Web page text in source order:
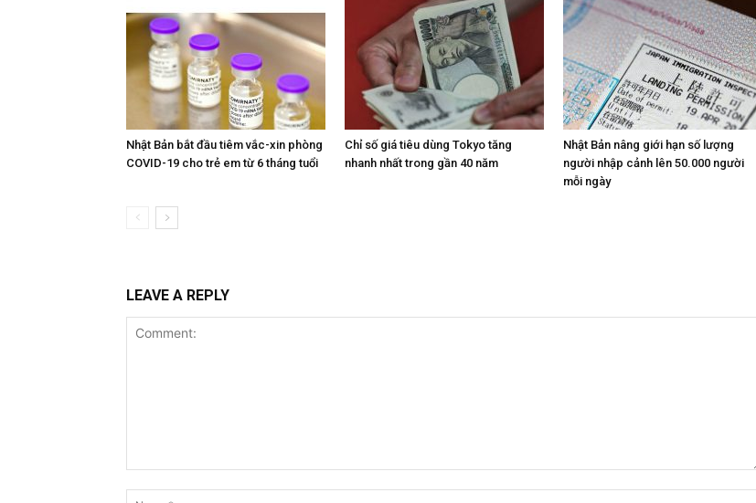
Nhật Bản bắt đầu tiêm vắc-xin phòng
COVID-19 cho trẻ em từ 6 tháng tuổi
Chỉ số giá tiêu dùng Tokyo tăng
nhanh nhất trong gần 40 năm
Nhật Bản nâng giới hạn số lượng
người nhập cảnh lên 50.000 người
mỗi ngày
LEAVE A REPLY